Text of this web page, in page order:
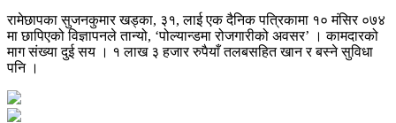
रामेछापका सुजनकुमार खड्का, ३१, लाई एक दैनिक पत्रिकामा १० मंसिर ०७४
मा छापिएको विज्ञापनले तान्यो, ‘पोल्यान्डमा रोजगारीको अवसर’ । कामदारको
माग संख्या दुई सय । १ लाख ३ हजार रुपैयाँ तलबसहित खान र बस्‍ने सुविधा
पनि ।